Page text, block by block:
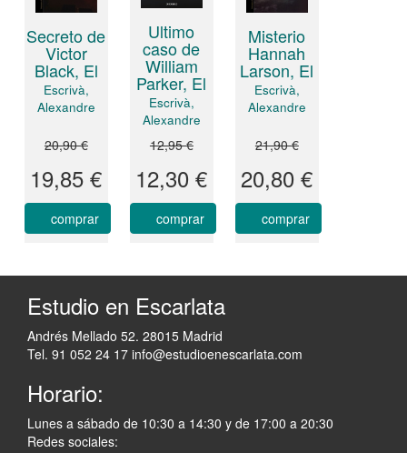
Secreto de
Victor
Black, El
Escrivà,
Alexandre
20,90 €
19,85 €
comprar
Ultimo
caso de
William
Parker, El
Escrivà,
Alexandre
12,95 €
12,30 €
comprar
Misterio
Hannah
Larson, El
Escrivà,
Alexandre
21,90 €
20,80 €
comprar
Estudio en Escarlata
Andrés Mellado 52. 28015 Madrid
Tel. 91 052 24 17 info@estudioenescarlata.com
Horario:
Lunes a sábado de 10:30 a 14:30 y de 17:00 a 20:30
Redes sociales: